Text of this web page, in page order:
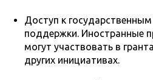
Доступ к
поддержки. Иностранные
могут участвовать в
других инициативах.